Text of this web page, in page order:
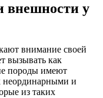
внешности у
внимание своей
вызывать как
породы имеют
неординарными и
из таких